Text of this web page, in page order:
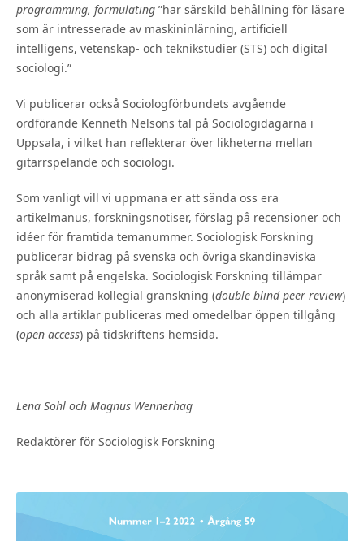
programming, formulating”har särskild behållning för läsare
som är intresserade av maskininlärning, artificiell
intelligens, vetenskap- och teknikstudier (STS) och digital
sociologi.”
Vi publicerar också Sociologförbundets avgående
ordförande Kenneth Nelsons tal på Sociologidagarna i
Uppsala, i vilket han reflekterar över likheterna mellan
gitarrspelande och sociologi.
Som vanligt vill vi uppmana er att sända oss era
artikelmanus, forskningsnotiser, förslag på recensioner och
idéer för framtida temanummer. Sociologisk Forskning
publicerar bidrag på svenska och övriga skandinaviska
språk samt på engelska. Sociologisk Forsk­ning tillämpar
anonymiserad kollegial granskning (double blind peer review)
och alla artiklar publiceras med omedelbar öppen tillgång
(open access) på tidskriftens hemsida.
Lena Sohl och Magnus Wennerhag
Redaktörer för Sociologisk Forskning